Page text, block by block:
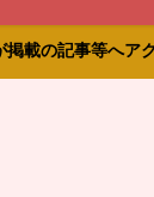
掲載の記事等へア